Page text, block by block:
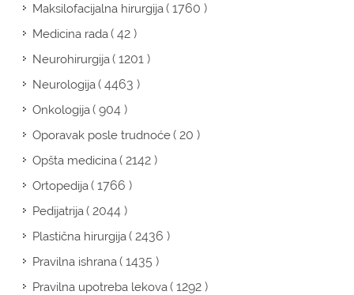
Maksilofacijalna hirurgija( 1760 )
Medicina rada( 42 )
Neurohirurgija( 1201 )
Neurologija( 4463 )
Onkologija( 904 )
Oporavak posle trudnoće( 20 )
Opšta medicina( 2142 )
Ortopedija( 1766 )
Pedijatrija( 2044 )
Plastična hirurgija( 2436 )
Pravilna ishrana( 1435 )
Pravilna upotreba lekova( 1292 )